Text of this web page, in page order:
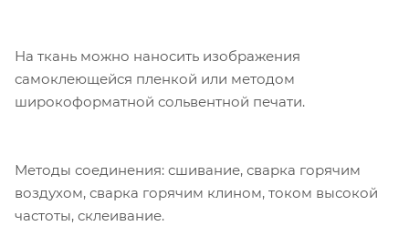
На ткань можно наносить изображения
самоклеющейся пленкой или методом
широкоформатной сольвентной печати.
Методы соединения: сшивание, сварка горячим
воздухом, сварка горячим клином, током высокой
частоты, склеивание.